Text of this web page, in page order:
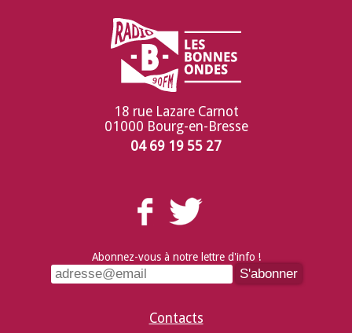
18 rue Lazare Carnot
01000 Bourg-en-Bresse
04 69 19 55 27
Abonnez-vous à notre lettre d'info !
Contacts